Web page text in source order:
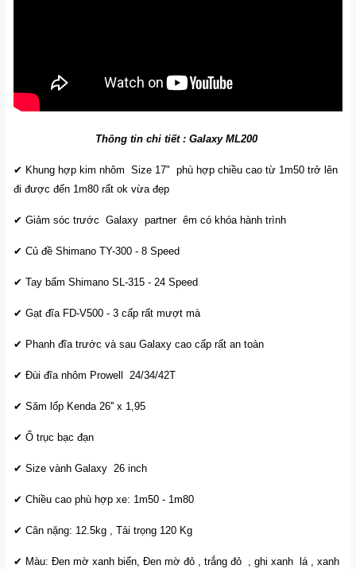
Thông tin chi tiết : Galaxy ML200
✔ Khung hợp kim nhôm Size 17" phù hợp chiều cao từ 1m50 trở lên
đi được đến 1m80 rất ok vừa đẹp
✔ Giảm sóc trước Galaxy partner êm có khóa hành trình
✔ Củ đề Shimano TY-300 - 8 Speed
✔ Tay bấm Shimano SL-315 - 24 Speed
✔ Gạt đĩa FD-V500 - 3 cấp rất mượt mà
✔ Phanh đĩa trước và sau Galaxy cao cấp rất an toàn
✔ Đùi đĩa nhôm Prowell 24/34/42T
✔ Săm lốp Kenda 26'' x 1,95
✔ Ổ trục bạc đạn
✔ Size vành Galaxy 26 inch
✔ Chiều cao phù hợp xe: 1m50 - 1m80
✔ Cân nặng: 12.5kg , Tải trọng 120 Kg
✔ Màu: Đen mờ xanh biển, Đen mờ đỏ , trắng đỏ , ghi xanh lá , xanh